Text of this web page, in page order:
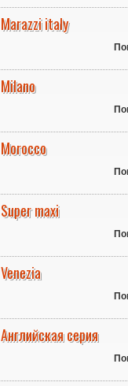
Marazzi italy
Milano
Morocco
Super maxi
Venezia
Английская серия